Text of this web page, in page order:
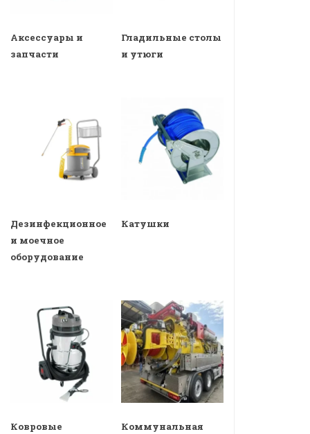
Аксессуары и
запчасти
Гладильные столы
и утюги
Дезинфекционное
и моечное
оборудование
Катушки
Ковровые
Коммунальная